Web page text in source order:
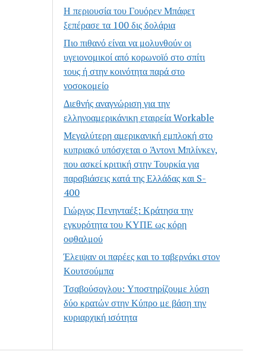
Η περιουσία του Γουόρεν Μπάφετ
ξεπέρασε τα 100 δις δολάρια
Πιο πιθανό είναι να μολυνθούν οι
υγειονομικοί από κορωνοϊό στο σπίτι
τους ή στην κοινότητα παρά στο
νοσοκομείο
Διεθνής αναγνώριση για την
ελληνοαμερικάνικη εταιρεία Workable
Μεγαλύτερη αμερικανική εμπλοκή στο
κυπριακό υπόσχεται ο Άντονι Μπλίνκεν,
που ασκεί κριτική στην Τουρκία για
παραβιάσεις κατά της Ελλάδας και S-
400
Γιώργος Πενηνταέξ: Κράτησα την
εγκυρότητα του ΚΥΠΕ ως κόρη
οφθαλμού
Έλειψαν οι παρέες και το ταβερνάκι στον
Κουτσούμπα
Τσαβούσογλου: Υποστηρίζουμε λύση
δύο κρατών στην Κύπρο με βάση την
κυριαρχική ισότητα